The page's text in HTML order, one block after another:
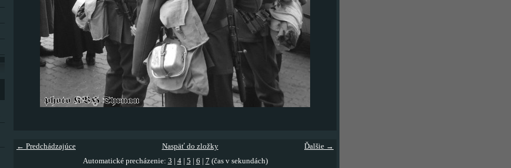
← Predchádzajúce Ďalšie →
Naspäť do zložky
Automatické precházenie: 3 4| 5 6 7 (čas v sekundách)